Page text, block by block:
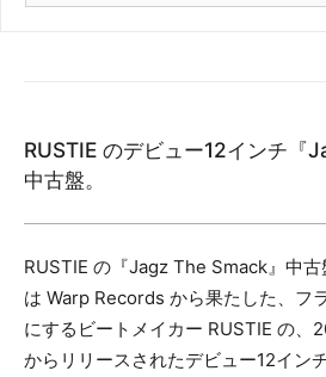
フォーマット
カセット
その他
メールアドレス（必須）
RUSTIE のデビュー12インチ『
中古盤。
RUSTIE の『Jagz The Smack』中
は Warp Records から果たした、フ
にするビートメイカー RUSTIE の
からリリースされたデビュー12イン